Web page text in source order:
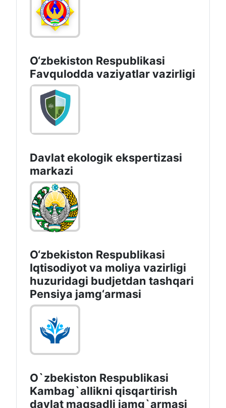
O‘zbеkistоn Rеspublikаsi
Favqulodda vaziyatlar vazirligi
Davlat ekologik ekspertizasi
markazi
O‘zbekiston Respublikasi
Iqtisodiyot va moliya vazirligi
huzuridagi budjetdan tashqari
Pensiya jamg‘armasi
O`zbekiston Respublikasi
Kambag`allikni qisqartirish
davlat maqsadli jamg`armasi